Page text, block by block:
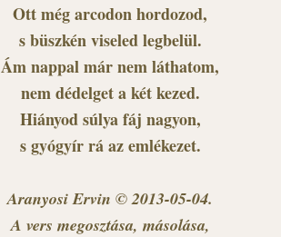
Ott még arcodon hordozod,
s büszkén viseled legbelül.
Ám nappal már nem láthatom,
nem dédelget a két kezed.
Hiányod súlya fáj nagyon,
s gyógyír rá az emlékezet.
Aranyosi Ervin © 2013-05-04.
A vers megosztása, másolása,